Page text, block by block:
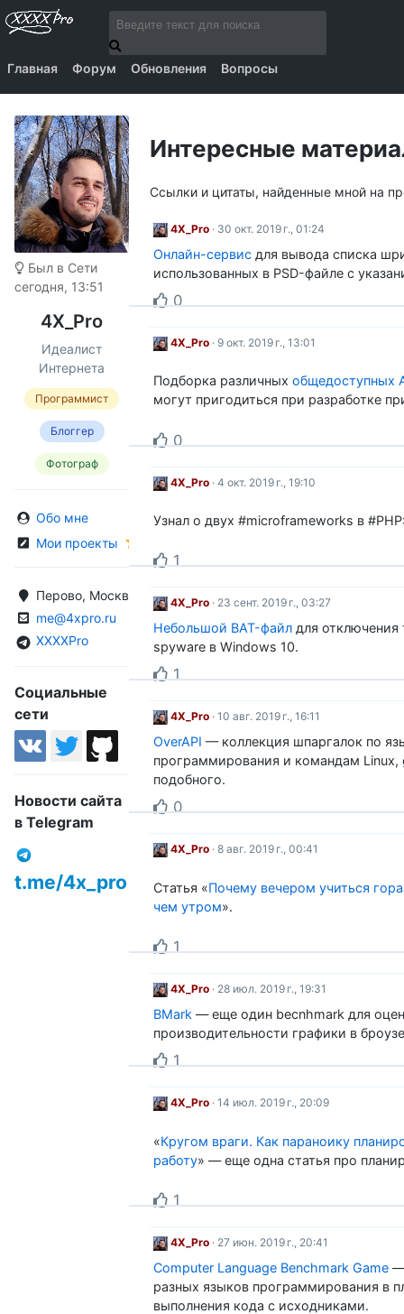
Главная Форум Обновления Вопросы
Был в Сети
сегодня, 13:51
4X_Pro
Идеалист
Интернета
Программист
Блоггер
Фотограф
Обо мне
Мои проекты
Перово, Москва, Россия
me@4xpro.ru
XXXXPro
Социальные
сети
Новости сайта
в Telegram
t.me/4x_pro
Интересные
Ссылки и цитаты, найденные мной на
4X_Pro · 30 окт. 2019 г., 01:24
Онлайн-сервис для вывода списка
использованных в PSD-файле с
0
4X_Pro · 9 окт. 2019 г., 13:01
Подборка различных общедоступных
могут пригодиться при разработке
0
4X_Pro · 4 окт. 2019 г., 19:10
Узнал о двух #microframeworks в
1
4X_Pro · 23 сент. 2019 г., 03:27
Небольшой BAT-файл для
spyware в Windows 10.
1
4X_Pro · 10 авг. 2019 г., 16:11
OverAPI — коллекция шпаргалок по
программирования и командам Linux,
подобного.
0
4X_Pro · 8 авг. 2019 г., 00:41
Статья «Почему вечером учиться
чем утром».
1
4X_Pro · 28 июл. 2019 г., 19:31
BMark — еще один becnhmark для
производительности графики в
1
4X_Pro · 14 июл. 2019 г., 20:09
«Кругом враги. Как параноику
работу» — еще одна статья про
1
4X_Pro · 27 июн. 2019 г., 20:41
Computer Language Benchmark Game —
разных языков программирования в
выполнения кода с исходниками.